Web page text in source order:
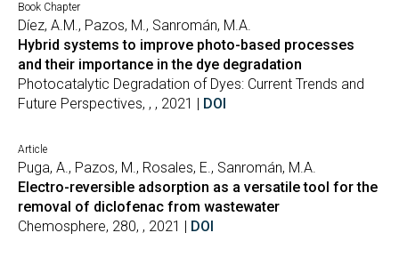
Book Chapter
Díez, A.M., Pazos, M., Sanromán, M.A.
Hybrid systems to improve photo-based processes
and their importance in the dye degradation
Photocatalytic Degradation of Dyes: Current Trends and
Future Perspectives, , , 2021 | DOI
Article
Puga, A., Pazos, M., Rosales, E., Sanromán, M.A.
Electro-reversible adsorption as a versatile tool for the
removal of diclofenac from wastewater
Chemosphere, 280, , 2021 | DOI